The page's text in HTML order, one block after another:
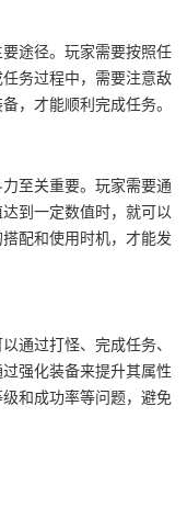
途径。玩家需要按照任
务过程中，需要注意敌
，才能顺利完成任务。
至关重要。玩家需要通
到一定数值时，就可以
配和使用时机，才能发
通过打怪、完成任务、
强化装备来提升其属性
和成功率等问题，避免